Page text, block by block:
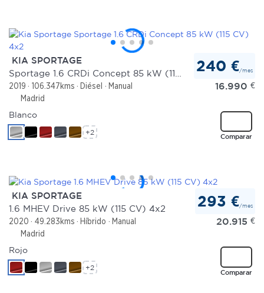
KIA SPORTAGE
2019 106.347kms Diésel
Manual
Madrid
240 €/mes
16.990 €
Comparar
Blanco
+2
KIA SPORTAGE
1.6 MHEV Drive 85 kW (115 CV) 4x2
2020 49.283kms Híbrido
Manual
Madrid
293 €/mes
20.915 €
Comparar
Rojo
+2